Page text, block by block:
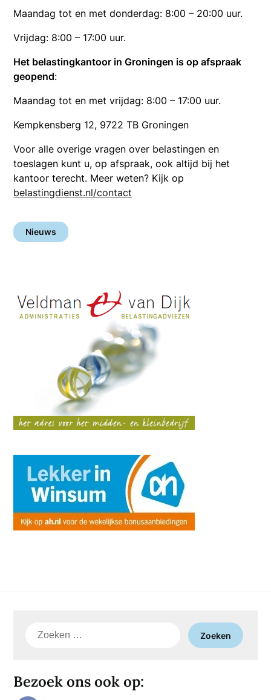
Maandag tot en met donderdag: 8:00 – 20:00 uur.
Vrijdag: 8:00 – 17:00 uur.
Het belastingkantoor in Groningen is op afspraak
geopend:
Maandag tot en met vrijdag: 8:00 – 17:00 uur.
Kempkensberg 12, 9722 TB Groningen
Voor alle overige vragen over belastingen en
toeslagen kunt u, op afspraak, ook altijd bij het
kantoor terecht. Meer weten? Kijk op
belastingdienst.nl/contact
Nieuws
Zoeken
Bezoek ons ook op: